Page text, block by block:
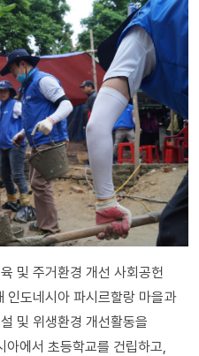
및 주거환경 개선 사회공헌
인도네시아 파시르할랑 마을과
및 위생환경 개선활동을
에서 초등학교를 건립하고,